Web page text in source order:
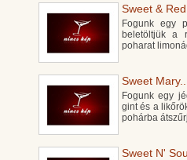
Sweet &
Fogunk egy
beletöltjük a
poharat
Sweet
Fogunk egy
gint és a
pohárba
Sweet N'